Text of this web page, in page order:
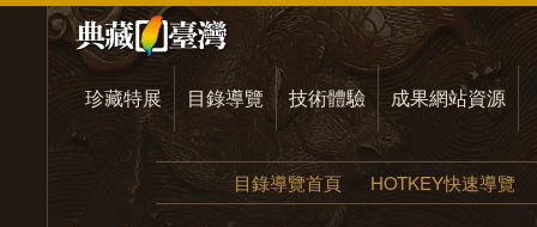
珍藏特展 目錄導覽 技術體驗 成果網站資源
目錄導覽首頁 HOTKEY快速導覽